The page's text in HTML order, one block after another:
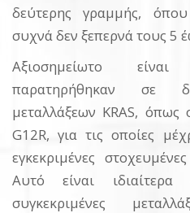
δεύτερης γραμμής,
συχνά δεν ξεπερνά τους 5
Αξιοσημείωτο
παρατηρήθηκαν σε
μεταλλάξεων KRAS, όπως
G12R, για τις οποίες
εγκεκριμένες
Αυτό είναι
συγκεκριμένες